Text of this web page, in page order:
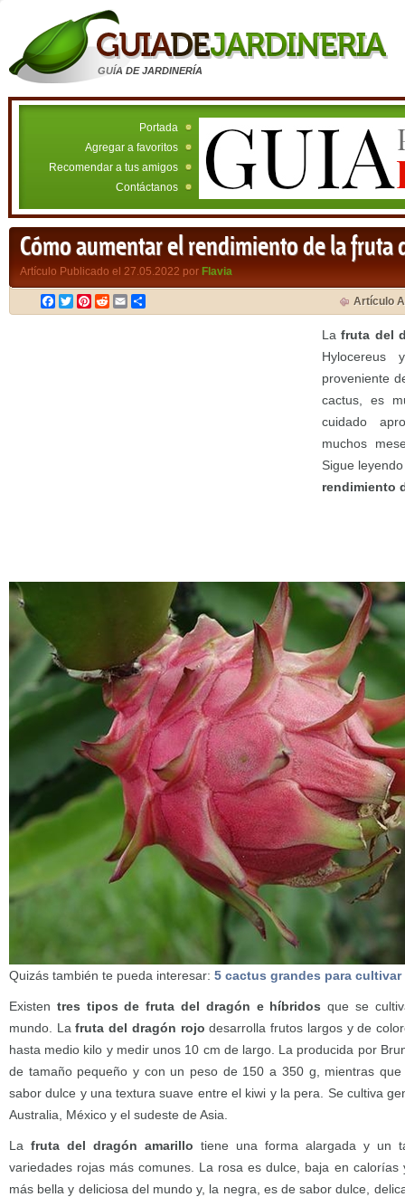
GUÍA DE JARDINERÍA
Portada
Agregar a favoritos
Recomendar a tus amigos
Contáctanos
Cómo aumentar el rendimiento de la fruta
Artículo Publicado el 27.05.2022 por Flavia
Facebook
TwitterPinterest
RedditEmail Artículo
Lafruta del
Hylocereus
proveniente
cactus, es
cuidado
muchos
Sigue
rendimiento
Quizás también te pueda interesar: 5 cactus grandes para
Existen tres tipos de fruta del dragón e híbridos que se
mundo. Lafruta del dragón rojo desarrolla frutos largos y de
hasta medio kilo y medir unos 10 cm de largo. La producida por
de tamaño pequeño y con un peso de 150 a 350 g, mientras
sabor dulce y una textura suave entre el kiwi y la pera. Se cultiva
Australia, México y el sudeste de Asia.
La fruta del dragón amarillo tiene una forma alargada y un
variedades rojas más comunes. La rosa es dulce, baja en
más bella y deliciosa del mundo y, la negra, es de sabor dulce,